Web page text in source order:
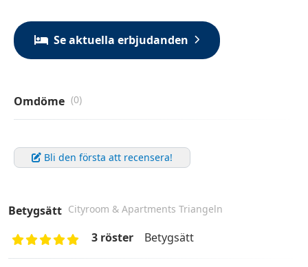
Se aktuella erbjudanden
Omdöme (0)
Bli den första att recensera!
Betygsätt Cityroom & Apartments Triangeln
Betygsätt
3 röster